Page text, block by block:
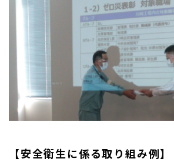
【安全衛生に係る取り組み例】